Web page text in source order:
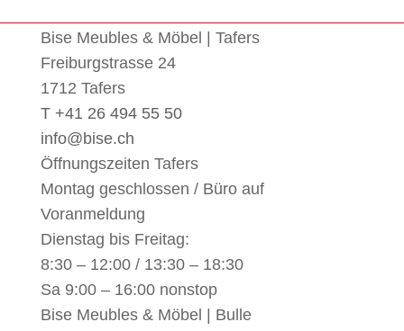
Bise Meubles & Möbel | Tafers
Freiburgstrasse 24
1712 Tafers
T +41 26 494 55 50
info@bise.ch
Öffnungszeiten Tafers
Montag geschlossen / Büro auf
Voranmeldung
Dienstag bis Freitag:
8:30 – 12:00 / 13:30 – 18:30
Sa 9:00 – 16:00 nonstop
Bise Meubles & Möbel | Bulle